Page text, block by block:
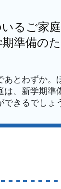
るご家
準備の
あとわずか。
は、新学期準
できるでしょ